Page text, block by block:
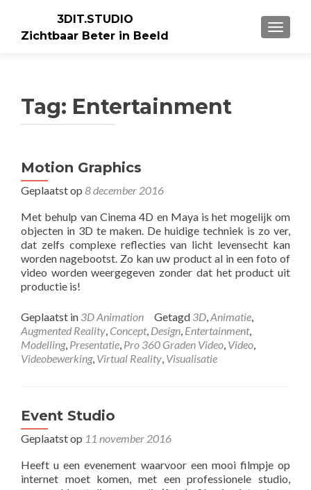
3DIT.STUDIO
Zichtbaar Beter in Beeld
Tag: Entertainment
Motion Graphics
Geplaatst op 8 december 2016
Met behulp van Cinema 4D en Maya is het mogelijk om
objecten in 3D te maken. De huidige techniek is zo ver,
dat zelfs complexe reflecties van licht levensecht kan
worden nagebootst. Zo kan uw product al in een foto of
video worden weergegeven zonder dat het product uit
productie is!
Geplaatst in 3D Animation Getagd 3D,Animatie,
Augmented Reality, Concept, Design, Entertainment,
Modelling, Presentatie, Pro 360 Graden Video, Video,
Videobewerking, Virtual Reality, Visualisatie
Event Studio
Geplaatst op 11 november 2016
Heeft u een evenement waarvoor een mooi filmpje op
internet moet komen, met een professionele studio,